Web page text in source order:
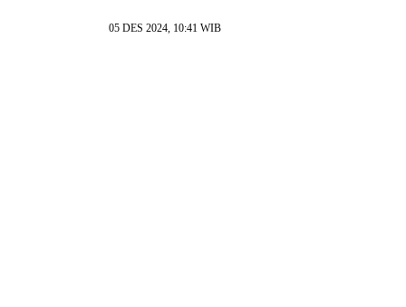
05 DES 2024, 10:41 WIB